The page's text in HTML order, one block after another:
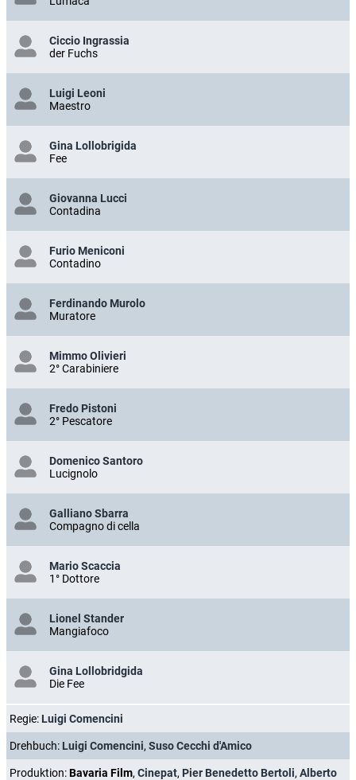
Ciccio Ingrassia
der Fuchs
Luigi Leoni
Maestro
Gina Lollobrigida
Fee
Giovanna Lucci
Contadina
Furio Meniconi
Contadino
Ferdinando Murolo
Muratore
Mimmo Olivieri
2° Carabiniere
Fredo Pistoni
2° Pescatore
Domenico Santoro
Lucignolo
Galliano Sbarra
Compagno di cella
Mario Scaccia
1° Dottore
Lionel Stander
Mangiafoco
Gina Lollobridgida
Die Fee
Regie: Luigi Comencini
Drehbuch: Luigi Comencini, Suso Cecchi d'Amico
Produktion:Bavaria Film, Cinepat, Pier Benedetto Bertoli, Alberto